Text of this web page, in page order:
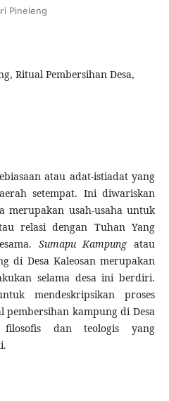
Pineleng
Ritual Pembersihan Desa,
atau adat-istiadat yang
setempat. Ini diwariskan
merupakan usah-usaha untuk
relasi dengan Tuhan Yang
Sumapu Kampungatau
di Desa Kaleosan merupakan
selama desa ini berdiri.
mendeskripsikan proses
pembersihan kampung di Desa
dan teologis yang